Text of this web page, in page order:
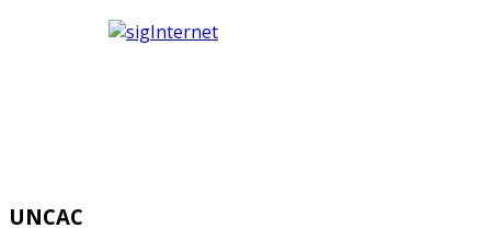
UNCAC